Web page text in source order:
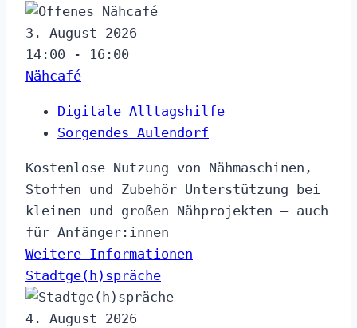
3. August 2026
14:00 - 16:00
Nähcafé
Digitale Alltagshilfe
Sorgendes Aulendorf
Kostenlose Nutzung von Nähmaschinen,
Stoffen und Zubehör Unterstützung bei
kleinen und großen Nähprojekten – auch
für Anfänger:innen
Weitere Informationen
Stadtge(h)spräche
4. August 2026